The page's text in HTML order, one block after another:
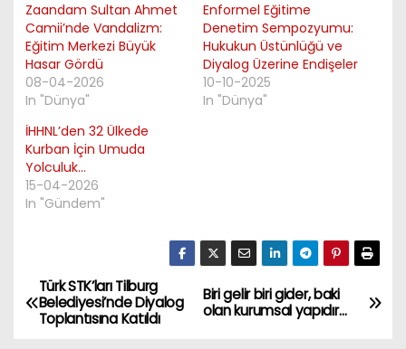
Zaandam Sultan Ahmet
Camii’nde Vandalizm:
Eğitim Merkezi Büyük
Hasar Gördü
08-04-2026
In "Dünya"
Enformel Eğitime
Denetim Sempozyumu:
Hukukun Üstünlüğü ve
Diyalog Üzerine Endişeler
10-10-2025
In "Dünya"
İHHNL’den 32 Ülkede
Kurban İçin Umuda
Yolculuk…
15-04-2026
In "Gündem"
P
Biri gelir biri gider, baki
olan kurumsal yapıdır…
Türk STK’ları Tilburg
Belediyesi’nde Diyalog
Toplantısına Katıldı